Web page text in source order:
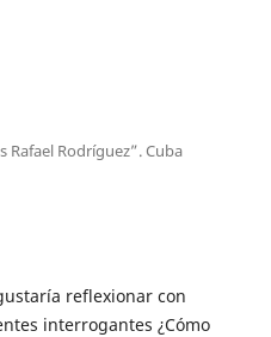
Rafael Rodríguez”. Cuba
reflexionar con
interrogantes ¿Cómo